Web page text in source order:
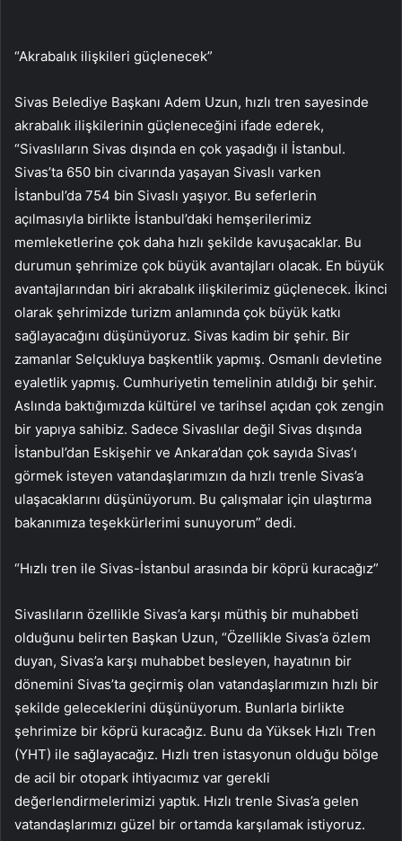
“Akrabalık ilişkileri güçlenecek”
Sivas Belediye Başkanı Adem Uzun, hızlı tren sayesinde
akrabalık ilişkilerinin güçleneceğini ifade ederek,
“Sivaslıların Sivas dışında en çok yaşadığı il İstanbul.
Sivas’ta 650 bin civarında yaşayan Sivaslı varken
İstanbul’da 754 bin Sivaslı yaşıyor. Bu seferlerin
açılmasıyla birlikte İstanbul’daki hemşerilerimiz
memleketlerine çok daha hızlı şekilde kavuşacaklar. Bu
durumun şehrimize çok büyük avantajları olacak. En büyük
avantajlarından biri akrabalık ilişkilerimiz güçlenecek. İkinci
olarak şehrimizde turizm anlamında çok büyük katkı
sağlayacağını düşünüyoruz. Sivas kadim bir şehir. Bir
zamanlar Selçukluya başkentlik yapmış. Osmanlı devletine
eyaletlik yapmış. Cumhuriyetin temelinin atıldığı bir şehir.
Aslında baktığımızda kültürel ve tarihsel açıdan çok zengin
bir yapıya sahibiz. Sadece Sivaslılar değil Sivas dışında
İstanbul’dan Eskişehir ve Ankara’dan çok sayıda Sivas’ı
görmek isteyen vatandaşlarımızın da hızlı trenle Sivas’a
ulaşacaklarını düşünüyorum. Bu çalışmalar için ulaştırma
bakanımıza teşekkürlerimi sunuyorum” dedi.
“Hızlı tren ile Sivas-İstanbul arasında bir köprü kuracağız”
Sivaslıların özellikle Sivas’a karşı müthiş bir muhabbeti
olduğunu belirten Başkan Uzun, “Özellikle Sivas’a özlem
duyan, Sivas’a karşı muhabbet besleyen, hayatının bir
dönemini Sivas’ta geçirmiş olan vatandaşlarımızın hızlı bir
şekilde geleceklerini düşünüyorum. Bunlarla birlikte
şehrimize bir köprü kuracağız. Bunu da Yüksek Hızlı Tren
(YHT) ile sağlayacağız. Hızlı tren istasyonun olduğu bölge
de acil bir otopark ihtiyacımız var gerekli
değerlendirmelerimizi yaptık. Hızlı trenle Sivas’a gelen
vatandaşlarımızı güzel bir ortamda karşılamak istiyoruz.